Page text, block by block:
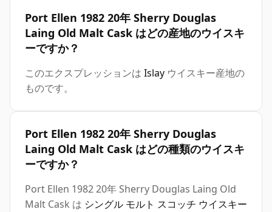
Port Ellen 1982 20年 Sherry Douglas
Laing Old Malt Cask はどの産地のウイスキ
ーですか？
このエクスプレッションは Islay ウイスキー産地の
ものです。
Port Ellen 1982 20年 Sherry Douglas
Laing Old Malt Cask はどの種類のウイスキ
ーですか？
Port Ellen 1982 20年 Sherry Douglas Laing Old
Malt Cask は シングル モルト スコッチ ウイスキー